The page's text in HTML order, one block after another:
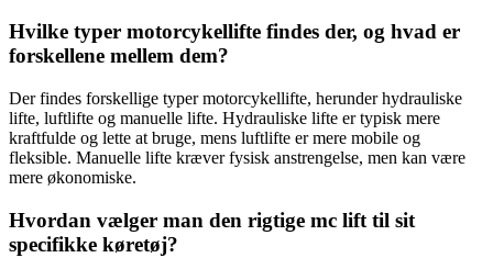
Hvilke typer motorcykellifte findes der, og hvad er
forskellene mellem dem?
Der findes forskellige typer motorcykellifte, herunder hydrauliske
lifte, luftlifte og manuelle lifte. Hydrauliske lifte er typisk mere
kraftfulde og lette at bruge, mens luftlifte er mere mobile og
fleksible. Manuelle lifte kræver fysisk anstrengelse, men kan være
mere økonomiske.
Hvordan vælger man den rigtige mc lift til sit
specifikke køretøj?